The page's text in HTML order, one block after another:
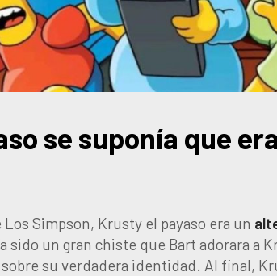
se suponía que
Simpson, Krusty el payaso era un
sido un gran chiste que Bart adorara a
su verdadera identidad. Al final,